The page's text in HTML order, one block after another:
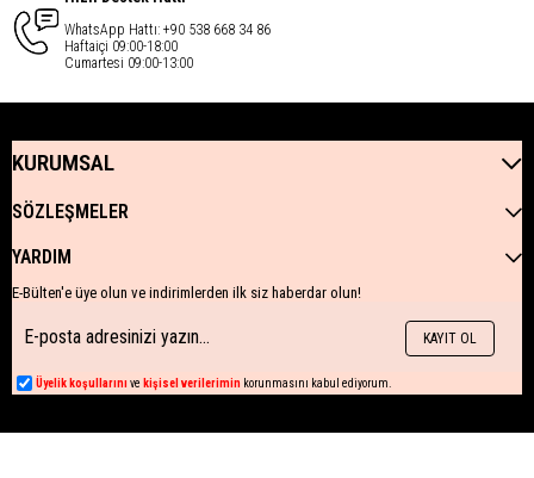
WhatsApp Hattı: +90 538 668 34 86
Haftaiçi 09:00-18:00
Cumartesi 09:00-13:00
KURUMSAL
SÖZLEŞMELER
YARDIM
E-Bülten'e üye olun ve indirimlerden ilk siz haberdar olun!
KAYIT OL
Üyelik koşullarını ve kişisel verilerimin korunmasını kabul ediyorum.